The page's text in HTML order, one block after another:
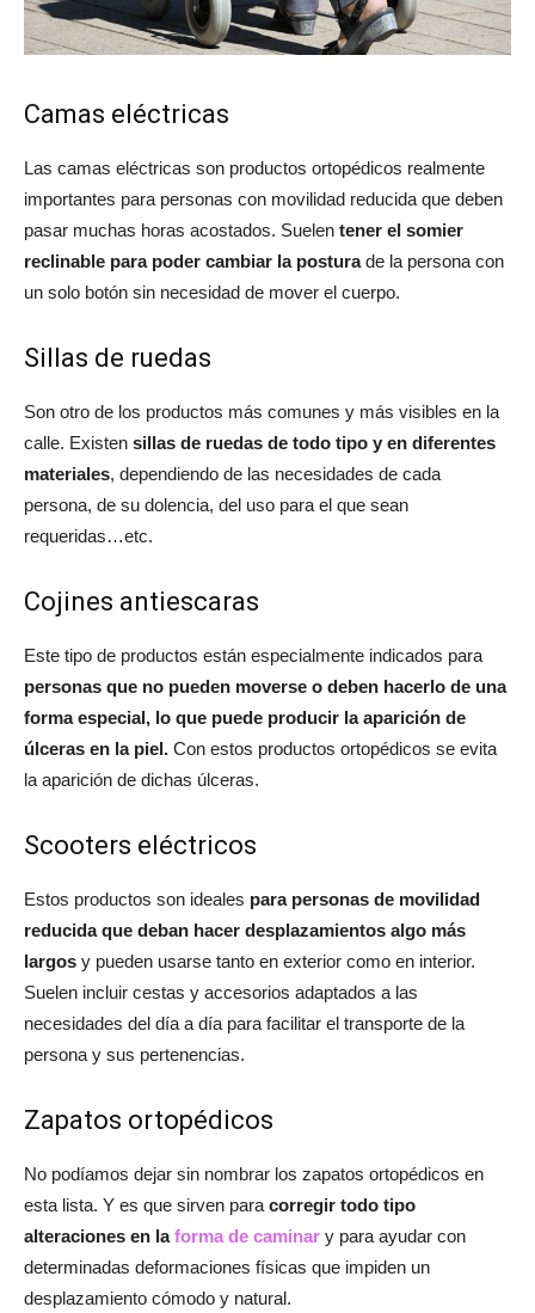
Camas eléctricas
Las camas eléctricas son productos ortopédicos realmente
importantes para personas con movilidad reducida que deben
pasar muchas horas acostados. Suelen tener el somier
reclinable para poder cambiar la posturade la persona con
un solo botón sin necesidad de mover el cuerpo.
Sillas de ruedas
Son otro de los productos más comunes y más visibles en la
calle. Existen sillas de ruedas de todo tipo y en diferentes
materiales, dependiendo de las necesidades de cada
persona, de su dolencia, del uso para el que sean
requeridas…etc.
Cojines antiescaras
Este tipo de productos están especialmente indicados para
personas que no pueden moverse o deben hacerlo de una
forma especial, lo que puede producir la aparición de
úlceras en la piel. Con estos productos ortopédicos se evita
la aparición de dichas úlceras.
Scooters eléctricos
Estos productos son ideales para personas de movilidad
reducida que deban hacer desplazamientos algo más
largos y pueden usarse tanto en exterior como en interior.
Suelen incluir cestas y accesorios adaptados a las
necesidades del día a día para facilitar el transporte de la
persona y sus pertenencias.
Zapatos ortopédicos
No podíamos dejar sin nombrar los zapatos ortopédicos en
esta lista. Y es que sirven para corregir todo tipo
alteraciones en laforma de caminar y para ayudar con
determinadas deformaciones físicas que impiden un
desplazamiento cómodo y natural.